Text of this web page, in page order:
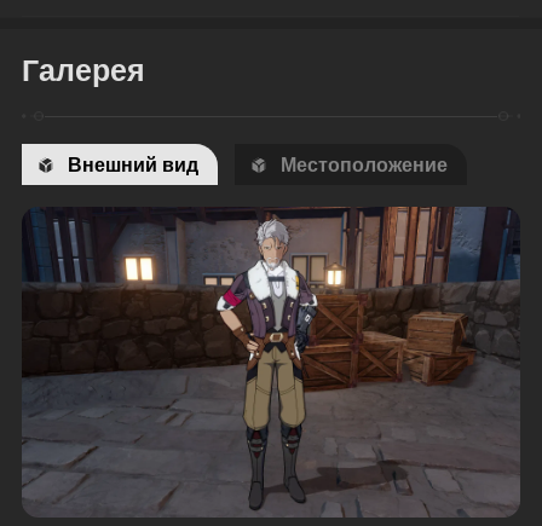
Галерея
Внешний вид Местоположение